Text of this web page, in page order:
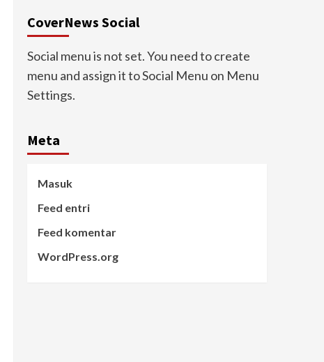
CoverNews Social
Social menu is not set. You need to create
menu and assign it to Social Menu on Menu
Settings.
Meta
Masuk
Feed entri
Feed komentar
WordPress.org